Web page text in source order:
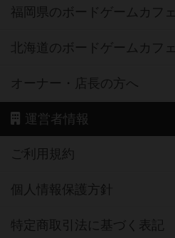
福岡県のボードゲームカフェ
北海道のボードゲームカフェ
オーナー・店長の方へ
運営者情報
ご利用規約
個人情報保護方針
特定商取引法に基づく表記